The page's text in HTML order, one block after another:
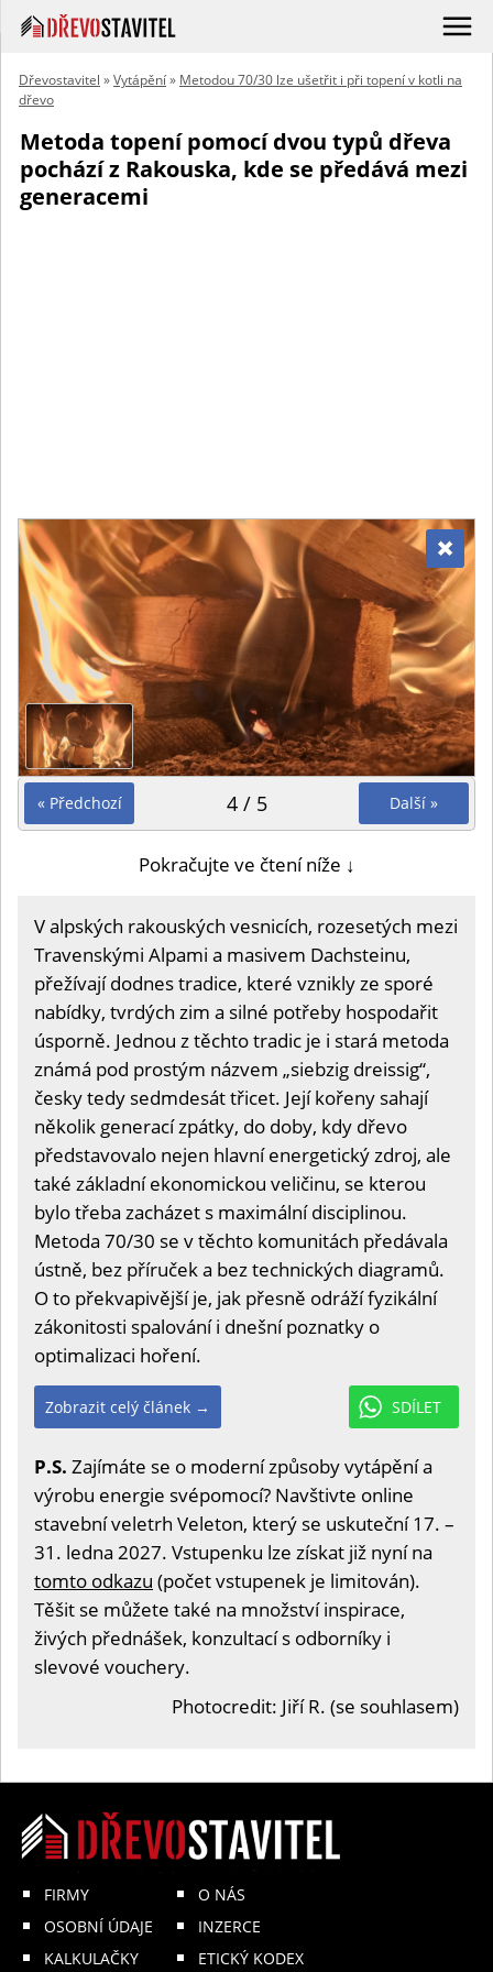
Dřevostavitel »Vytápění» Metodou 70/30 lze ušetřit i při topení v kotli na
dřevo
Metoda topení pomocí dvou typů dřeva
pochází z Rakouska, kde se předává mezi
generacemi
« Předchozí Další »
4 / 5
Pokračujte ve čtení níže ↓
V alpských rakouských vesnicích, rozesetých mezi
Travenskými Alpami a masivem Dachsteinu,
přežívají dodnes tradice, které vznikly ze sporé
nabídky, tvrdých zim a silné potřeby hospodařit
úsporně. Jednou z těchto tradic je i stará metoda
známá pod prostým názvem „siebzig dreissig“,
česky tedy sedmdesát třicet. Její kořeny sahají
několik generací zpátky, do doby, kdy dřevo
představovalo nejen hlavní energetický zdroj, ale
také základní ekonomickou veličinu, se kterou
bylo třeba zacházet s maximální disciplinou.
Metoda 70/30 se v těchto komunitách předávala
ústně, bez příruček a bez technických diagramů.
O to překvapivější je, jak přesně odráží fyzikální
zákonitosti spalování i dnešní poznatky o
optimalizaci hoření.
SDÍLET
Zobrazit celý článek →
P.S. Zajímáte se o moderní způsoby vytápění a
výrobu energie svépomocí? Navštivte online
stavební veletrh Veleton, který se uskuteční 17. –
31. ledna 2027. Vstupenku lze získat již nyní na
tomto odkazu (počet vstupenek je limitován).
Těšit se můžete také na množství inspirace,
živých přednášek, konzultací s odborníky i
slevové vouchery.
Photocredit: Jiří R. (se souhlasem)
FIRMY
OSOBNÍ ÚDAJE
KALKULAČKY
O NÁS
INZERCE
ETICKÝ KODEX